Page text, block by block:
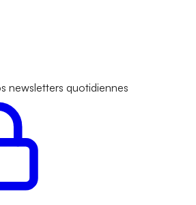
newsletters quotidiennes